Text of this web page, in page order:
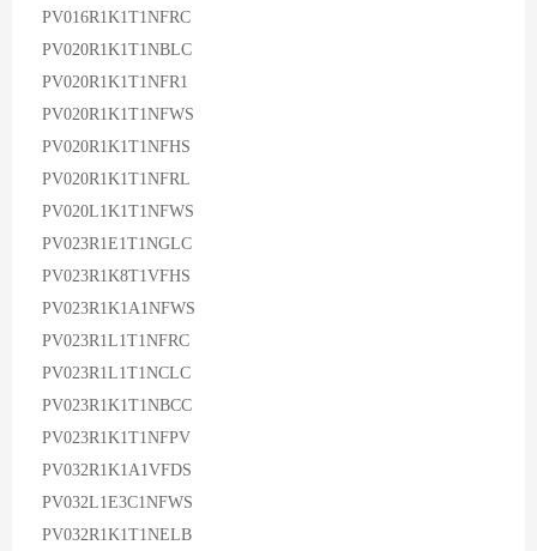
PV016R1K1T1NFRC
PV020R1K1T1NBLC
PV020R1K1T1NFR1
PV020R1K1T1NFWS
PV020R1K1T1NFHS
PV020R1K1T1NFRL
PV020L1K1T1NFWS
PV023R1E1T1NGLC
PV023R1K8T1VFHS
PV023R1K1A1NFWS
PV023R1L1T1NFRC
PV023R1L1T1NCLC
PV023R1K1T1NBCC
PV023R1K1T1NFPV
PV032R1K1A1VFDS
PV032L1E3C1NFWS
PV032R1K1T1NELB